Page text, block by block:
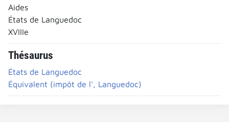
Aides
États de Languedoc
XVIIIe
Thésaurus
États de Languedoc
Équivalent (impôt de l', Languedoc)